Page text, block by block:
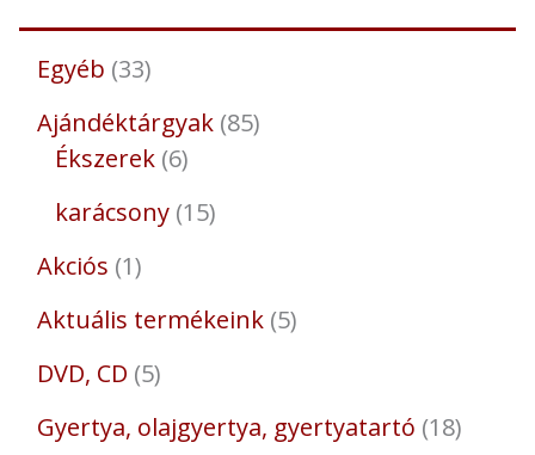
Egyéb 33
Ajándéktárgyak 85
Ékszerek 6
karácsony 15
Akciós 1
Aktuális termékeink 5
DVD, CD 5
Gyertya, olajgyertya, gyertyatartó 18